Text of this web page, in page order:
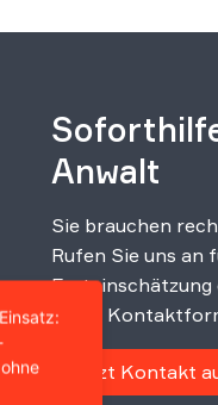
Anwalt
Sie brauchen
Rufen Sie uns an
Ersteinschätzung
unser
Jetzt Kontakt